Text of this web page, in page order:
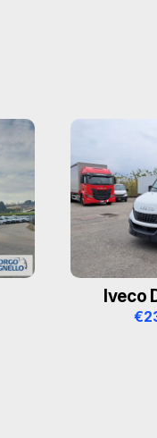
Iveco
€